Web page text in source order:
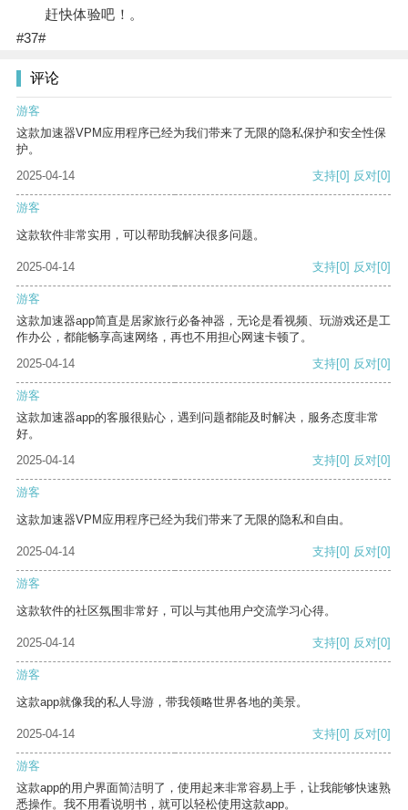
赶快体验吧！。
#37#
评论
游客
这款加速器VPM应用程序已经为我们带来了无限的隐私保护和安全性保
护。
2025-04-14
支持[0] 反对[0]
游客
这款软件非常实用，可以帮助我解决很多问题。
2025-04-14 支持[0] 反对[0]
游客
这款加速器app简直是居家旅行必备神器，无论是看视频、玩游戏还是工
作办公，都能畅享高速网络，再也不用担心网速卡顿了。
2025-04-14
支持[0] 反对[0]
游客
这款加速器app的客服很贴心，遇到问题都能及时解决，服务态度非常
好。
2025-04-14
支持[0] 反对[0]
游客
这款加速器VPM应用程序已经为我们带来了无限的隐私和自由。
2025-04-14 支持[0] 反对[0]
游客
这款软件的社区氛围非常好，可以与其他用户交流学习心得。
2025-04-14 支持[0] 反对[0]
游客
这款app就像我的私人导游，带我领略世界各地的美景。
2025-04-14 支持[0] 反对[0]
游客
这款app的用户界面简洁明了，使用起来非常容易上手，让我能够快速熟
悉操作。我不用看说明书，就可以轻松使用这款app。